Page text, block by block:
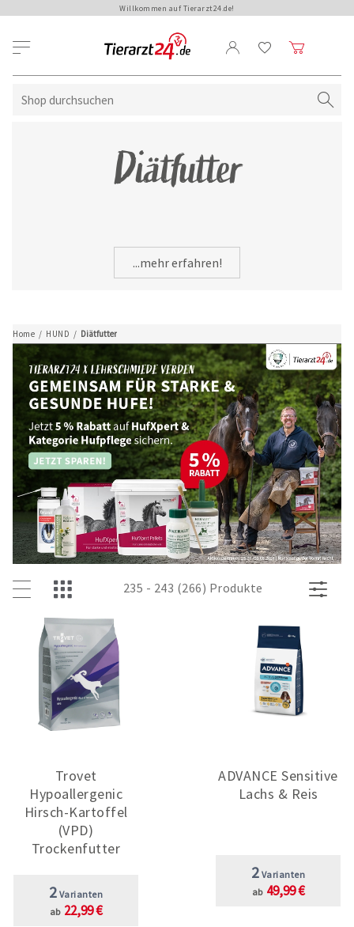
Willkommen auf Tierarzt24.de!
Home / HUND / Diätfutter
Diätfutter
...mehr erfahren!
235 - 243 (266) Produkte
Trovet
Hypoallergenic
Hirsch-Kartoffel
(VPD)
Trockenfutter
2 Varianten
ab 22,99 €
ADVANCE Sensitive
Lachs & Reis
2 Varianten
ab 49,99 €